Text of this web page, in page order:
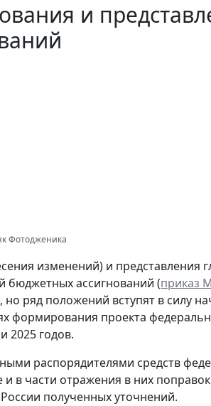
и
Фотодженика
изменений) и представления
бюджетных ассигнований (приказ
но ряд положений вступят в силу
формирования проекта
2025 годов.
распорядителями средств
в части отражения в них
полученных уточнений.